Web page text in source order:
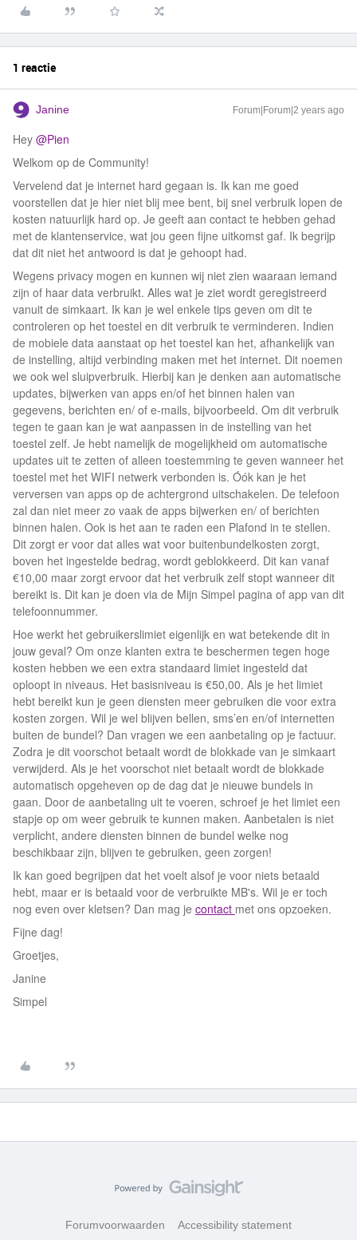
1 reactie
Janine Forum|Forum|2 years ago
Hey @Pien
Welkom op de Community!
Vervelend dat je internet hard gegaan is. Ik kan me goed
voorstellen dat je hier niet blij mee bent, bij snel verbruik lopen de
kosten natuurlijk hard op. Je geeft aan contact te hebben gehad
met de klantenservice, wat jou geen fijne uitkomst gaf. Ik begrijp
dat dit niet het antwoord is dat je gehoopt had.
Wegens privacy mogen en kunnen wij niet zien waaraan iemand
zijn of haar data verbruikt. Alles wat je ziet wordt geregistreerd
vanuit de simkaart. Ik kan je wel enkele tips geven om dit te
controleren op het toestel en dit verbruik te verminderen. Indien
de mobiele data aanstaat op het toestel kan het, afhankelijk van
de instelling, altijd verbinding maken met het internet. Dit noemen
we ook wel sluipverbruik. Hierbij kan je denken aan automatische
updates, bijwerken van apps en/of het binnen halen van
gegevens, berichten en/ of e-mails, bijvoorbeeld. Om dit verbruik
tegen te gaan kan je wat aanpassen in de instelling van het
toestel zelf. Je hebt namelijk de mogelijkheid om automatische
updates uit te zetten of alleen toestemming te geven wanneer het
toestel met het WIFI netwerk verbonden is. Óók kan je het
verversen van apps op de achtergrond uitschakelen. De telefoon
zal dan niet meer zo vaak de apps bijwerken en/ of berichten
binnen halen. Ook is het aan te raden een Plafond in te stellen.
Dit zorgt er voor dat alles wat voor buitenbundelkosten zorgt,
boven het ingestelde bedrag, wordt geblokkeerd. Dit kan vanaf
€10,00 maar zorgt ervoor dat het verbruik zelf stopt wanneer dit
bereikt is. Dit kan je doen via de Mijn Simpel pagina of app van dit
telefoonnummer.
Hoe werkt het gebruikerslimiet eigenlijk en wat betekende dit in
jouw geval? Om onze klanten extra te beschermen tegen hoge
kosten hebben we een extra standaard limiet ingesteld dat
oploopt in niveaus. Het basisniveau is €50,00. Als je het limiet
hebt bereikt kun je geen diensten meer gebruiken die voor extra
kosten zorgen. Wil je wel blijven bellen, sms’en en/of internetten
buiten de bundel? Dan vragen we een aanbetaling op je factuur.
Zodra je dit voorschot betaalt wordt de blokkade van je simkaart
verwijderd. Als je het voorschot niet betaalt wordt de blokkade
automatisch opgeheven op de dag dat je nieuwe bundels in
gaan. Door de aanbetaling uit te voeren, schroef je het limiet een
stapje op om weer gebruik te kunnen maken. Aanbetalen is niet
verplicht, andere diensten binnen de bundel welke nog
beschikbaar zijn, blijven te gebruiken, geen zorgen!
Ik kan goed begrijpen dat het voelt alsof je voor niets betaald
hebt, maar er is betaald voor de verbruikte MB's. Wil je er toch
nog even over kletsen? Dan mag je contact met ons opzoeken.
Fijne dag!
Groetjes,
Janine
Simpel
Forumvoorwaarden Accessibility statement